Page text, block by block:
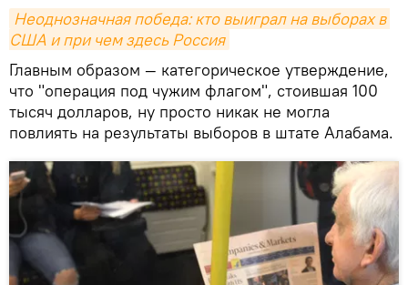
Неоднозначная победа: кто выиграл на выборах в
США и при чем здесь Россия
Главным образом — категорическое утверждение,
что "операция под чужим флагом", стоившая 100
тысяч долларов, ну просто никак не могла
повлиять на результаты выборов в штате Алабама.